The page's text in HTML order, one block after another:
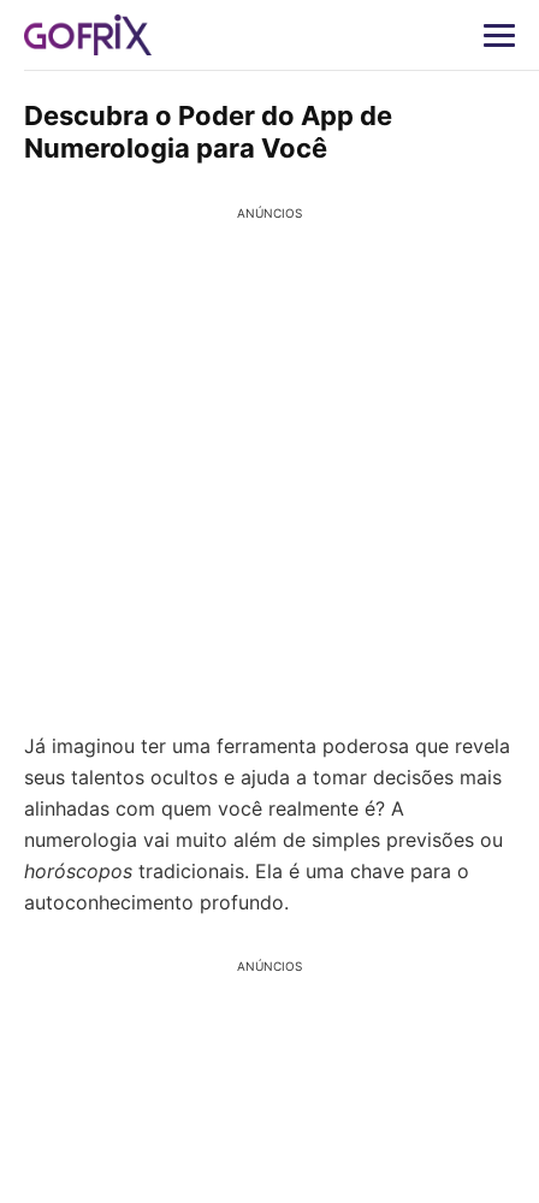
Descubra o Poder do App de
Numerologia para Você
ANÚNCIOS
Já imaginou ter uma ferramenta poderosa que revela
seus talentos ocultos e ajuda a tomar decisões mais
alinhadas com quem você realmente é? A
numerologia vai muito além de simples previsões ou
horóscopos tradicionais. Ela é uma chave para o
autoconhecimento profundo.
ANÚNCIOS